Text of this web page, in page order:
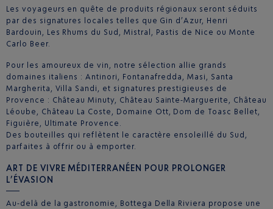
Les voyageurs en quête de produits régionaux seront séduits
par des signatures locales telles que Gin d’Azur, Henri
Bardouin, Les Rhums du Sud, Mistral, Pastis de Nice ou Monte
Carlo Beer.
Pour les amoureux de vin, notre sélection allie grands
domaines italiens : Antinori, Fontanafredda, Masi, Santa
Margherita, Villa Sandi, et signatures prestigieuses de
Provence : Château Minuty, Château Sainte‑Marguerite, Château
Léoube, Château La Coste, Domaine Ott, Dom de Toasc Bellet,
Figuière, Ultimate Provence.
Des bouteilles qui reflètent le caractère ensoleillé du Sud,
parfaites à offrir ou à emporter.
ART DE VIVRE MÉDITERRANÉEN POUR PROLONGER
L’ÉVASION
Au‑delà de la gastronomie, Bottega Della Riviera propose une